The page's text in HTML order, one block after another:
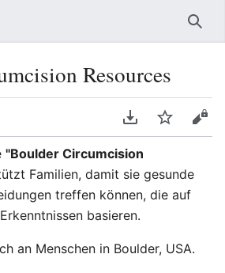
Resources
PDF
"Boulder Circumcision
Familien, damit sie gesunde
treffen können, die auf
basieren.
an Menschen in Boulder, USA.